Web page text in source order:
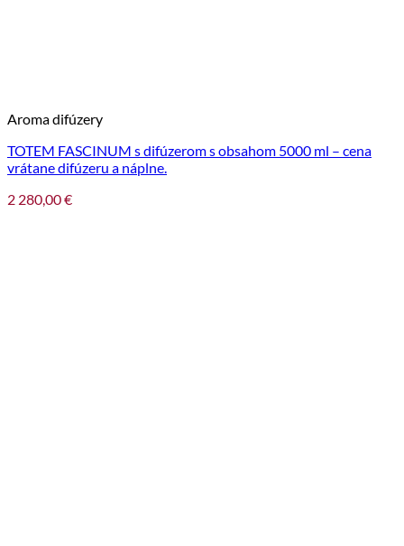
Aroma difúzery
TOTEM FASCINUM s difúzerom s obsahom 5000 ml – cena
vrátane difúzeru a náplne.
2 280,00€